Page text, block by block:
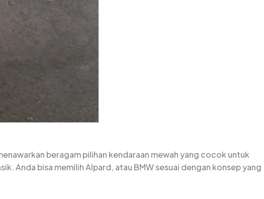
beragam pilihan kendaraan mewah yang cocok untuk
Anda bisa memilih Alpard, atau BMW sesuai dengan konsep yang